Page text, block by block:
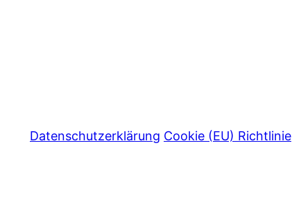
Datenschutzerklärung Cookie (EU) Richtlinie